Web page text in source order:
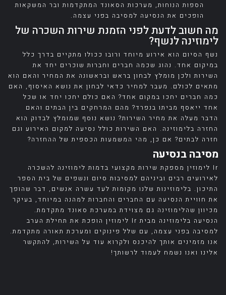
הספות הנוחות, מערכות הסאונד המתקדמות ובר המשקאות
הופכים את הנסיעה למסיבה בפני עצמה.
מה חשוב לדעת לפני הזמנת שירות השכרה של
לימוזינה לנשף?
נשף הסיום הוא אירוע מיוחד ורובו ככולו מתקיים בדרך כלל
במיקום אחד. נהוג שכמה חברים וחברות שוכרים יחד את
השירות ולכן מומלץ לבחון בראש ובראשונה את המחיר והאם הוא
מתאים לכולם. מעבר למחיר כדאי לבחון את נושא האיסוף, האם
כמה חברים יחכו במקום אחד? האם כולם יחכו יחד או שכל
אחד ייאסף מביתו בנפרד? מהם המרחקים בין הבתים והאם
הדבר מעלה את מחיר השירות? נושא נוסף שמומלץ לבדוק הוא
החזרה בלימוזינה. האם השירות כולל נסיעה למקום האירוע וגם
חזרה לבתים? אם כן, מהי המשמעות הכספית של ההחזרה?
מסיבה בנסיעה
Ir לימוזין מספקת שירות מקצועי בדמות לימוזינה להשכרה
לאירועים רבים וביניהם למסיבות סיום ונשפים של בית הספר
התיכון. בלימוזינות שלנו מקומות לעד עשרה אנשים, דבר שהופך
את חוויית הנסיעה עם החברים והחברות למהנה במיוחד, בעיקר
מכיוון שהלימוזינה גם מצוידת במערכת סאונד מתקדמת.
הנסיעה בלימוזינה מבית Ir לימוזין הופכת את תחילת הערב
למסיבה בפני עצמה, עם שלל פינוקים ומערכת תאורה מתקדמת.
אנו מזמינים אותך להיכנס ולקרוא עוד על השירות, להתקשר
אלינו ואנו נשמח לעמוד לרשותך!